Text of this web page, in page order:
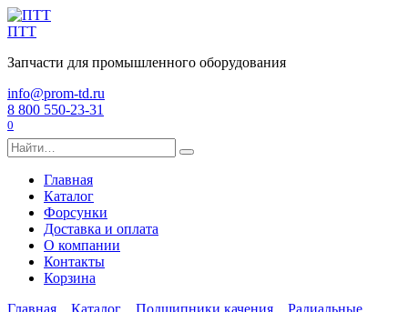
Перейти
к
ПТТ
Запчасти для промышленного оборудования
info@prom-td.ru
8 800 550-23-31
0
Search
for:
Главная
Каталог
Форсунки
Доставка и оплата
О компании
Контакты
Корзина